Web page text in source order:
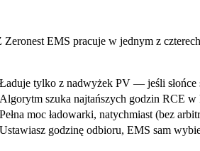
Zeronest EMS pracuje w jednym z
Ładuje tylko z nadwyżek PV — jeśli słońce
Algorytm szuka najtańszych godzin RCE w
Pełna moc ładowarki, natychmiast (bez
Ustawiasz godzinę odbioru, EMS sam